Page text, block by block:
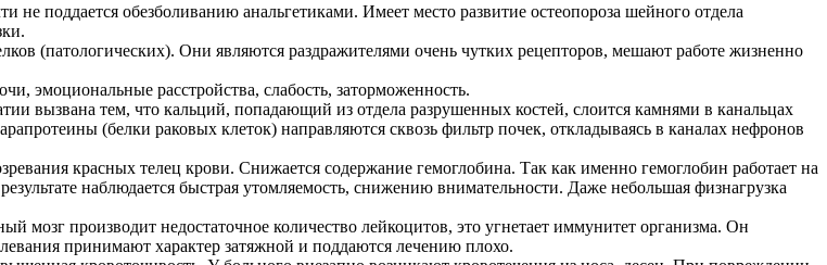
не поддается обезболиванию анальгетиками. Имеет место развитие остеопороза шейного отдела
(патологических). Они являются раздражителями очень чутких рецепторов, мешают работе жизненно
эмоциональные расстройства, слабость, заторможенность.
вызвана тем, что кальций, попадающий из отдела разрушенных костей, слоится камнями в канальцах
(белки раковых клеток) направляются сквозь фильтр почек, откладываясь в каналах нефронов
красных телец крови. Снижается содержание гемоглобина. Так как именно гемоглобин работает на
наблюдается быстрая утомляемость, снижению внимательности. Даже небольшая физнагрузка
мозг производит недостаточное количество лейкоцитов, это угнетает иммунитет организма. Он
принимают характер затяжной и поддаются лечению плохо.